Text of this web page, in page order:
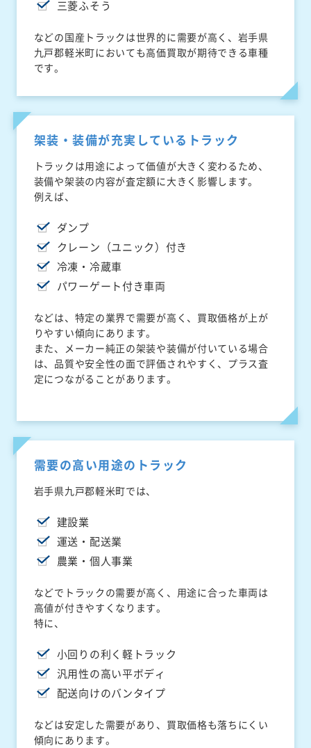
三菱ふそう
などの国産トラックは世界的に需要が高く、岩手県
九戸郡軽米町においても高価買取が期待できる車種
です。
架装・装備が充実しているトラック
トラックは用途によって価値が大きく変わるため、
装備や架装の内容が査定額に大きく影響します。
例えば、
ダンプ
クレーン（ユニック）付き
冷凍・冷蔵車
パワーゲート付き車両
などは、特定の業界で需要が高く、買取価格が上が
りやすい傾向にあります。
また、メーカー純正の架装や装備が付いている場合
は、品質や安全性の面で評価されやすく、プラス査
定につながることがあります。
需要の高い用途のトラック
岩手県九戸郡軽米町では、
建設業
運送・配送業
農業・個人事業
などでトラックの需要が高く、用途に合った車両は
高値が付きやすくなります。
特に、
小回りの利く軽トラック
汎用性の高い平ボディ
配送向けのバンタイプ
などは安定した需要があり、買取価格も落ちにくい
傾向にあります。